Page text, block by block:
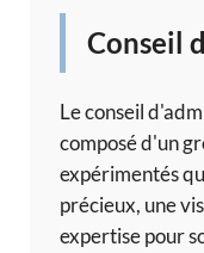
Conseil
Le conseil
composé d'un
expérimentés
précieux, une
expertise pour